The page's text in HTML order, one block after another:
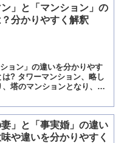
ン」と「マンション」の
分かりやすく解釈
ョン」の違いを分かりやす
? タワーマンション、略し
塔のマンションとなり、塔
妻」と「事実婚」の違い
や違いを分かりやすく